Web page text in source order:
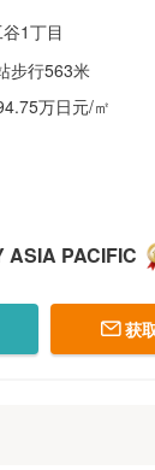
1丁目
步行563米
万日元/㎡
ASIA PACIFIC
获